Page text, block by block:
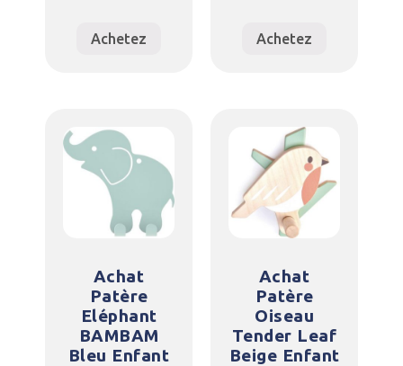
Achetez Achetez
Achat
Patère
Eléphant
BAMBAM
Bleu Enfant
Achat
Patère
Oiseau
Tender Leaf
Beige Enfant